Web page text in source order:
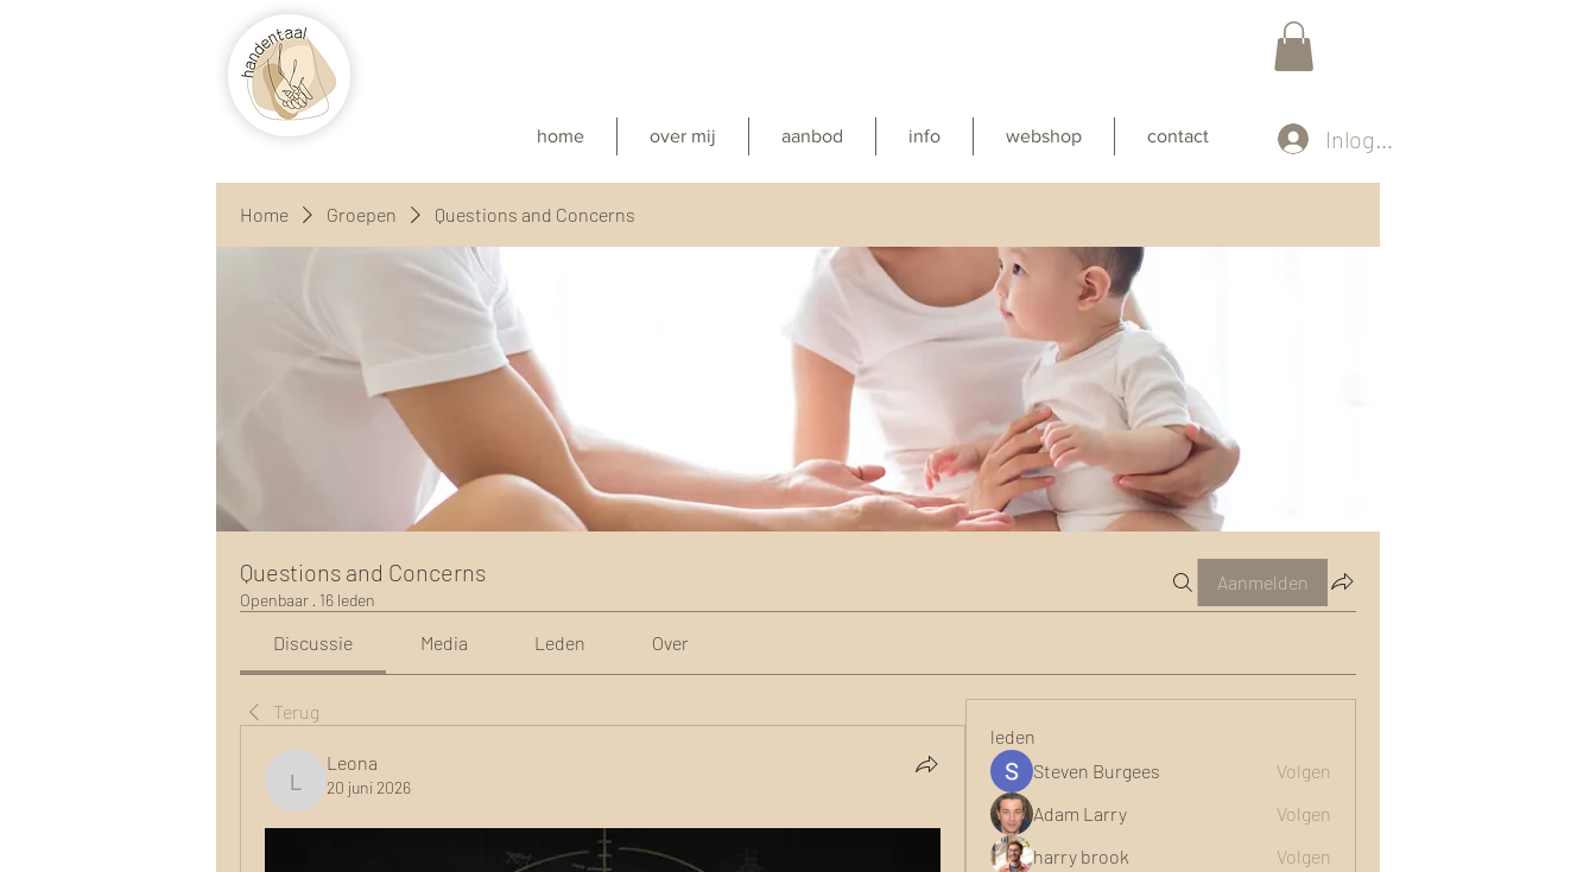
home over mij aanbod info webshop contact Inloggen
Home Groepen Questions and Concerns
Questions and Concerns
Openbaar · 16 leden
Aanmelden
Discussie Media Leden Over
Terug
Leona
Leona
20 juni 2026
leden
Steven Burgees
Volgen
Adam Larry
Volgen
harry brook
Volgen